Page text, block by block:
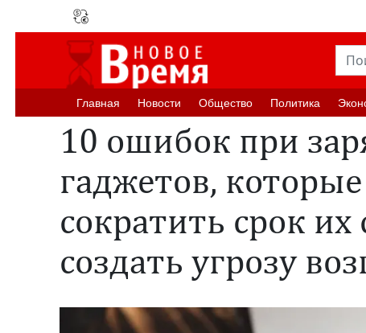
Главная Новости Oбщество Политика
10 ошибок при
гаджетов,
сократить срок
создать угрозу